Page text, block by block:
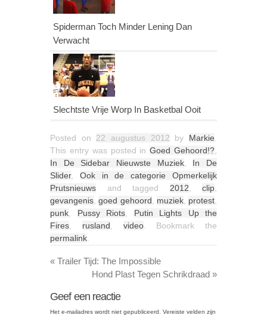
Spiderman Toch Minder Lening Dan
Verwacht
Slechtste Vrije Worp In Basketbal Ooit
Posted on 22 augustus 2012 by Markie
This entry was posted inGoed Gehoord!?
In De Sidebar Nieuwste Muziek, In De
Slider, Ook in de categorie Opmerkelijk
Prutsnieuws and tagged 2012 clip
gevangenis ,goed gehoord muziek, protest
punk
Pussy Riots
Putin Lights Up the
Fires
rusland video. Bookmark the
permalink
« Trailer Tijd: The Impossible
Hond Plast Tegen Schrikdraad »
Geef een reactie
Het e-mailadres wordt niet gepubliceerd.
Vereiste velden zijn